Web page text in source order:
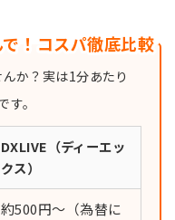
！コスパ徹底比較
か？実は1分あたり
。
DXLIVE（ディーエッ
クス）
約500円〜（為替に